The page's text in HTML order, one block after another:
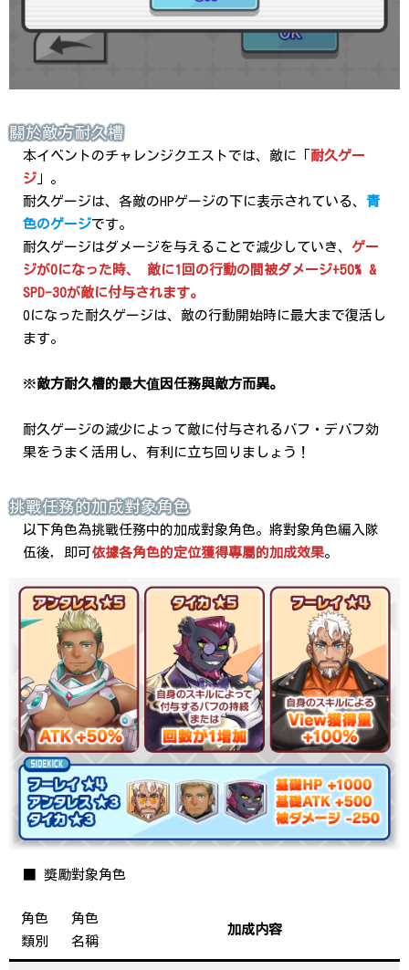
關於敵方耐久槽
本イベントのチャレンジクエストでは、敵に「 耐久ゲー
ジ 」。
耐久ゲージは、各敵のHPゲージの下に表示されている、 青
色のゲージです。
耐久ゲージはダメージを与えることで減少していき、 ゲー
ジが0になった時、 敵に1回の行動の間被ダメージ+50% &
SPD-30が敵に付与されます。
0になった耐久ゲージは、敵の行動開始時に最大まで復活し
ます。
※敵方耐久槽的最大值因任務與敵方而異。
耐久ゲージの減少によって敵に付与されるバフ・デバフ効
果をうまく活用し、有利に立ち回りましょう！
挑戰任務的加成對象角色
以下角色為挑戰任務中的加成對象角色。將對象角色編入隊
伍後，即可依據各角色的定位獲得專屬的加成效果。
■ 獎勵對象角色
角色
類別
角色
名稱
加成内容